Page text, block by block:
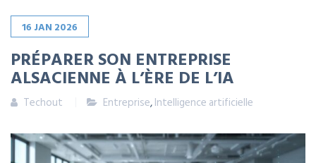
16 JAN 2026
PRÉPARER SON ENTREPRISE
ALSACIENNE À L’ÈRE DE L’IA
Techout Entreprise,Intelligence artificielle